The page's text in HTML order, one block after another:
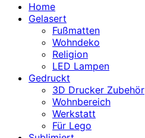
Home
Gelasert
Fußmatten
Wohndeko
Religion
LED Lampen
Gedruckt
3D Drucker Zubehör
Wohnbereich
Werkstatt
Für Lego